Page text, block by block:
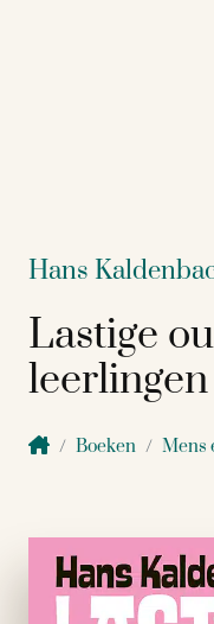
Hans
Lastige
leerlingen
Boeken Mens